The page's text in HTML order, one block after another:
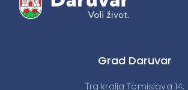
Grad Daruvar
Trg kralja Tomislava 14,